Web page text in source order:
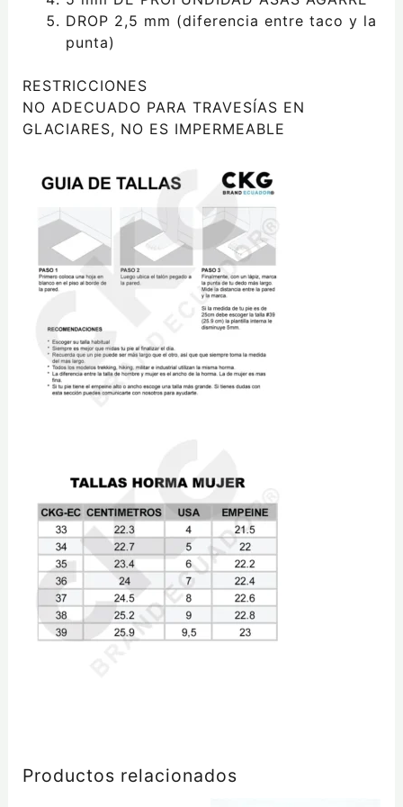
DROP 2,5 mm (diferencia entre taco y la
punta)
RESTRICCIONES
NO ADECUADO PARA TRAVESÍAS EN
GLACIARES, NO ES IMPERMEABLE
Productos relacionados